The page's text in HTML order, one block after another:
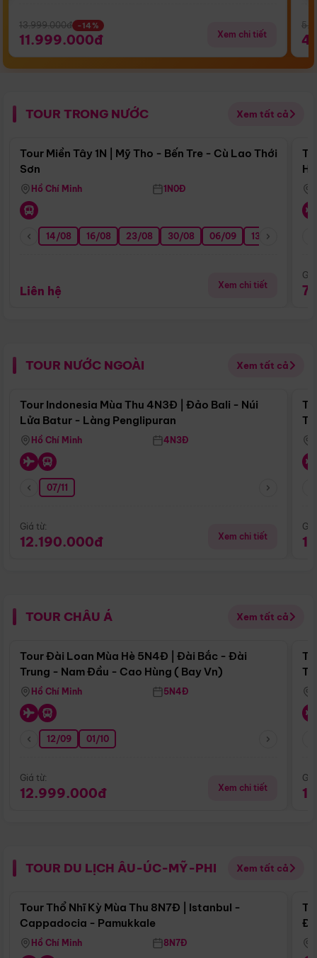
13.999.000đ -14%
11.999.000đ Xem chi tiết
TOUR TRONG NƯỚC Xem tất cả
Điểm nổi bật
Tour Miền Tây 1N | Mỹ Tho - Bến Tre - Cù Lao Thới
Sơn
Hồ Chí Minh 1N0Đ
14/08 16/08 23/08 30/08 06/09 13/09
Liên hệ Xem chi tiết
TOUR NƯỚC NGOÀI Xem tất cả
Điểm nổi bật
Tour Indonesia Mùa Thu 4N3Đ | Đảo Bali - Núi
Lửa Batur - Làng Penglipuran
Hồ Chí Minh 4N3Đ
07/11
Giá từ:
12.190.000đ Xem chi tiết
TOUR CHÂU Á Xem tất cả
Điểm nổi bật
Tour Đài Loan Mùa Hè 5N4Đ | Đài Bắc - Đài
Trung - Nam Đầu - Cao Hùng ( Bay Vn)
Hồ Chí Minh 5N4Đ
12/09 01/10
Giá từ:
12.999.000đ Xem chi tiết
TOUR DU LỊCH ÂU-ÚC-MỸ-PHI Xem tất cả
Điểm nổi bật
Tour Thổ Nhĩ Kỳ Mùa Thu 8N7Đ | Istanbul -
Cappadocia - Pamukkale
Hồ Chí Minh 8N7Đ